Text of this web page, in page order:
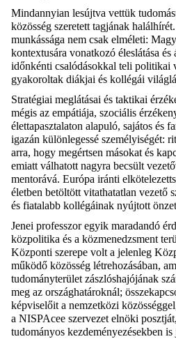
Mindannyian lesújtva vettük
közösség szeretett tagjának
munkássága nem csak elméleti:
kontextusára vonatkozó éleslátása
időnkénti csalódásokkal teli politikai
gyakoroltak diákjai és kollégái
Stratégiai meglátásai és taktikai
mégis az empátiája, szociális
élettapasztalaton alapuló, sajátos és
igazán különlegessé személyiségét:
arra, hogy megértsen másokat és
emiatt válhatott nagyra becsült
mentorává. Európa iránti
életben betöltött vitathatatlan vezető
és fiatalabb kollégáinak nyújtott
Jenei professzor egyik maradandó
közpolitika és a közmenedzsment
Központi szerepe volt a jelenleg
működő közösség létrehozásában,
tudományterület zászlóshajójának
meg az országhatároknál;
képviselőit a nemzetközi
a NISPAcee szervezet elnöki
tudományos kezdeményezésekben